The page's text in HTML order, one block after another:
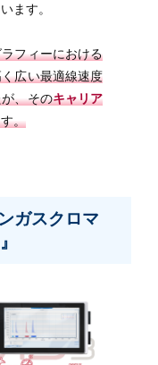
ます。
フィーにおける
広い最適線速度
、そのキャリア
。
ガスクロマ